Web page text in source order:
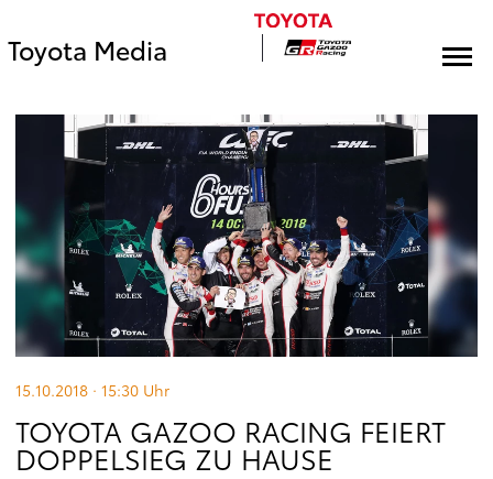
Toyota Media
15.10.2018 · 15:30 Uhr
TOYOTA GAZOO RACING FEIERT
DOPPELSIEG ZU HAUSE